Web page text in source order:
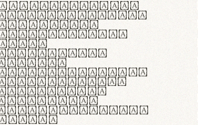
sit amet,
elit.
et
praestant,
et
ipsum primis
luctus et
cubilia
commodo
non vehicula
vel.